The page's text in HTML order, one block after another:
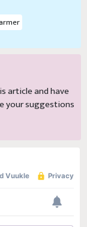
article and have
your suggestions